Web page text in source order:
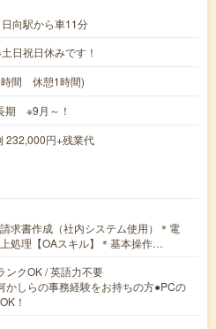
向駅から車11分
日祝日休みです！
間 休憩1時間)
期 ※9月～！
円+残業代
求書作成（社内システム使用）＊電
処理【OAスキル】＊基本操作…
ンクOK / 英語力不要
かしらの事務経験をお持ちの方●PCの
！